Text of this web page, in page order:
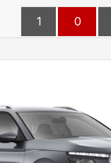
1 0